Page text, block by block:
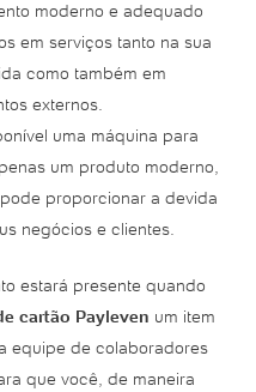
moderno e adequado
em serviços tanto na sua
como também em
externos.
uma máquina para
um produto moderno,
proporcionar a devida
negócios e clientes.
estará presente quando
cartão Payleven um item
equipe de colaboradores
que você, de maneira